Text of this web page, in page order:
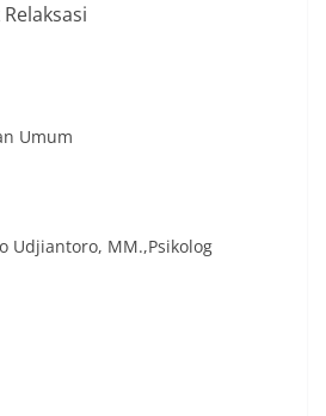
Umum
Udjiantoro, MM.,Psikolog